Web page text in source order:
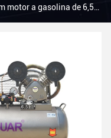
motor a gasolina de 6,5